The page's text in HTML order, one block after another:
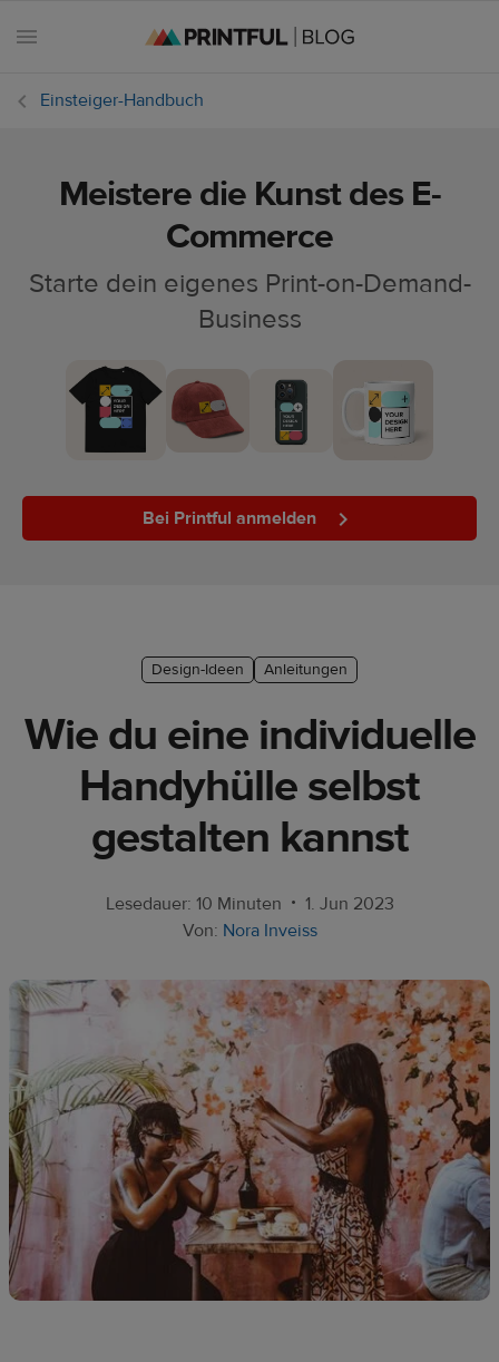
E-
Einsteiger-
Tipps
Ressourcen
Preise
DE
Einsteiger-Handbuch
Meistere die Kunst des E-
Commerce
Starte dein eigenes Print-on-Demand-
Business
Bei Printful anmelden
Design-Ideen Anleitungen
Wie du eine individuelle
Handyhülle selbst
gestalten kannst
Lesedauer: 10 Minuten • 1. Jun 2023
Von: Nora Inveiss